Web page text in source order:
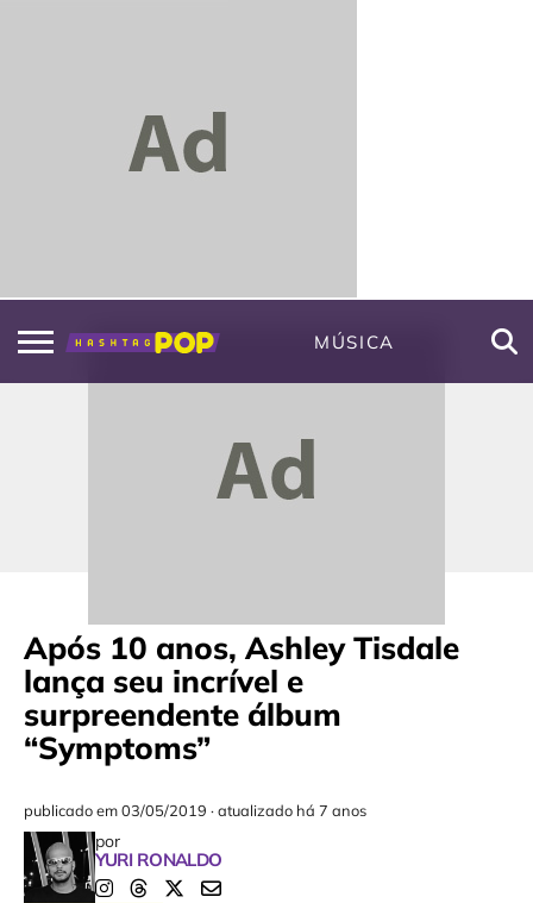
MÚSICA
Após 10 anos, Ashley Tisdale
lança seu incrível e
surpreendente álbum
“Symptoms”
publicado em03/05/2019 ·atualizado há 7 anos
por
YURI RONALDO